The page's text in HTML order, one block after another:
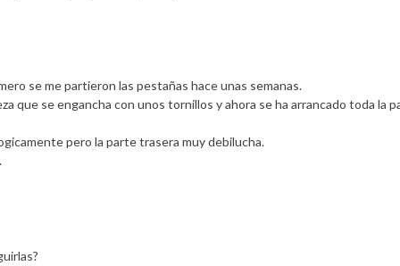
se me partieron las pestañas hace unas semanas.
que se engancha con unos tornillos y ahora se ha arrancado toda la
pero la parte trasera muy debilucha.